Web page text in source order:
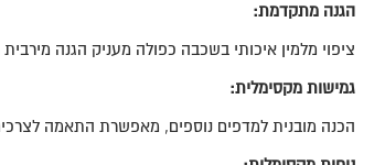
הגנה מתקדמת:
ציפוי מלמין איכותי בשכבה כפולה מעניק הגנה
גמישות מקסימלית:
הכנה מובנית למדפים נוספים, מאפשרת התאמה